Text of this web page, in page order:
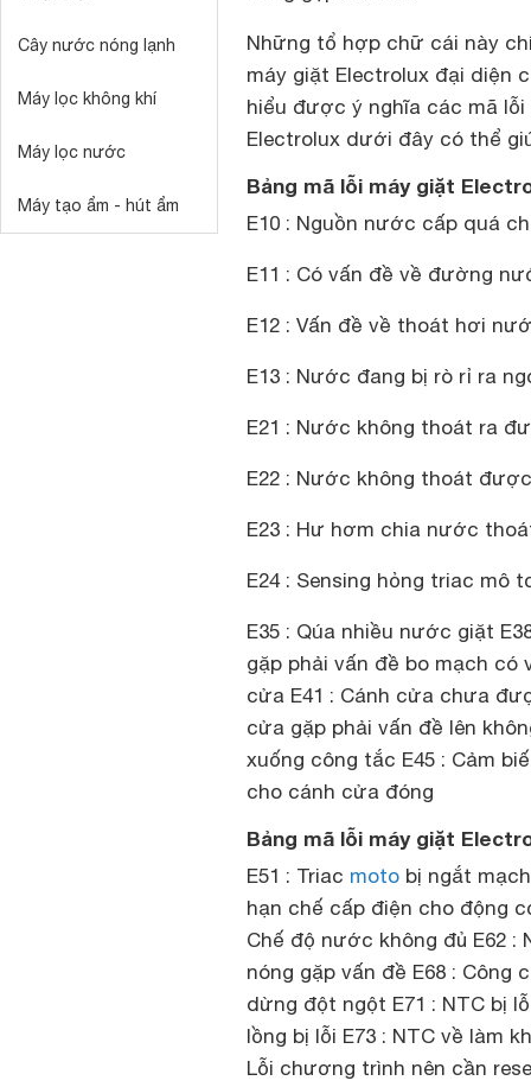
Cây nước nóng lạnh
Máy lọc không khí
Máy lọc nước
Máy tạo ẩm - hút ẩm
Những tổ hợp chữ cái này
máy giặt Electrolux đại diện
hiểu được ý nghĩa các mã
Electrolux dưới đây có thể
Bảng mã lỗi máy giặt
E10 : Nguồn nước cấp quá
E11 : Có vấn đề về đường
E12 : Vấn đề về thoát hơi
E13 : Nước đang bị rò rỉ ra
E21 : Nước không thoát ra
E22 : Nước không thoát
E23 : Hư hơm chia nước
E24 : Sensing hỏng triac mô
E35 : Qúa nhiều nước giặt
gặp phải vấn đề bo mạch có
cửa E41 : Cánh cửa chưa
cửa gặp phải vấn đề lên
xuống công tắc E45 : Cảm
cho cánh cửa đóng
Bảng mã lỗi máy giặt
E51 : Triac moto bị ngắt
hạn chế cấp điện cho động
Chế độ nước không đủ E62 :
nóng gặp vấn đề E68 : Công
dừng đột ngột E71 : NTC bị
lồng bị lỗi E73 : NTC về làm
Lỗi chương trình nên cần